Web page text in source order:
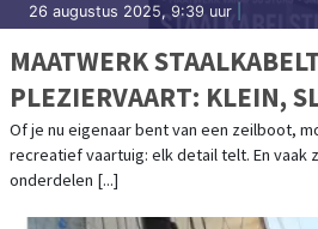
26 augustus 2025, 9:39 uur
MAATWERK
PLEZIERVAART: KLEIN,
OERSTERK
Of je nu eigenaar bent van een zeilboot,
recreatief vaartuig: elk detail telt. En vaak
onderdelen [...]